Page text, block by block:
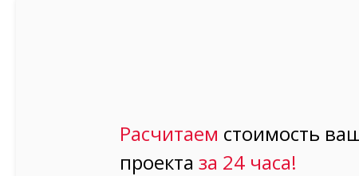
Расчитаем стоимость
проектаза 24 часа!